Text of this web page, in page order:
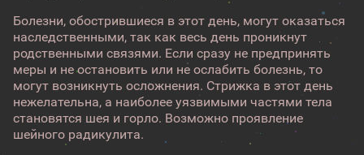
Болезни, обострившиеся в этот день, могут оказаться
наследственными, так как весь день проникнут
родственными связями. Если сразу не предпринять
меры и не остановить или не ослабить болезнь, то
могут возникнуть осложнения. Стрижка в этот день
нежелательна, а наиболее уязвимыми частями тела
становятся шея и горло. Возможно проявление
шейного радикулита.